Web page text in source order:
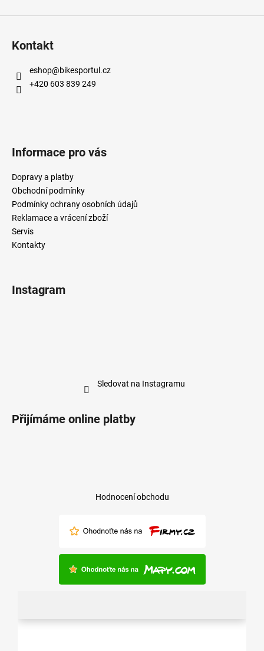
Kontakt
eshop@bikesportul.cz
+420 603 839 249
Informace pro vás
Dopravy a platby
Obchodní podmínky
Podmínky ochrany osobních údajů
Reklamace a vrácení zboží
Servis
Kontakty
Instagram
Sledovat na Instagramu
Přijímáme online platby
Hodnocení obchodu